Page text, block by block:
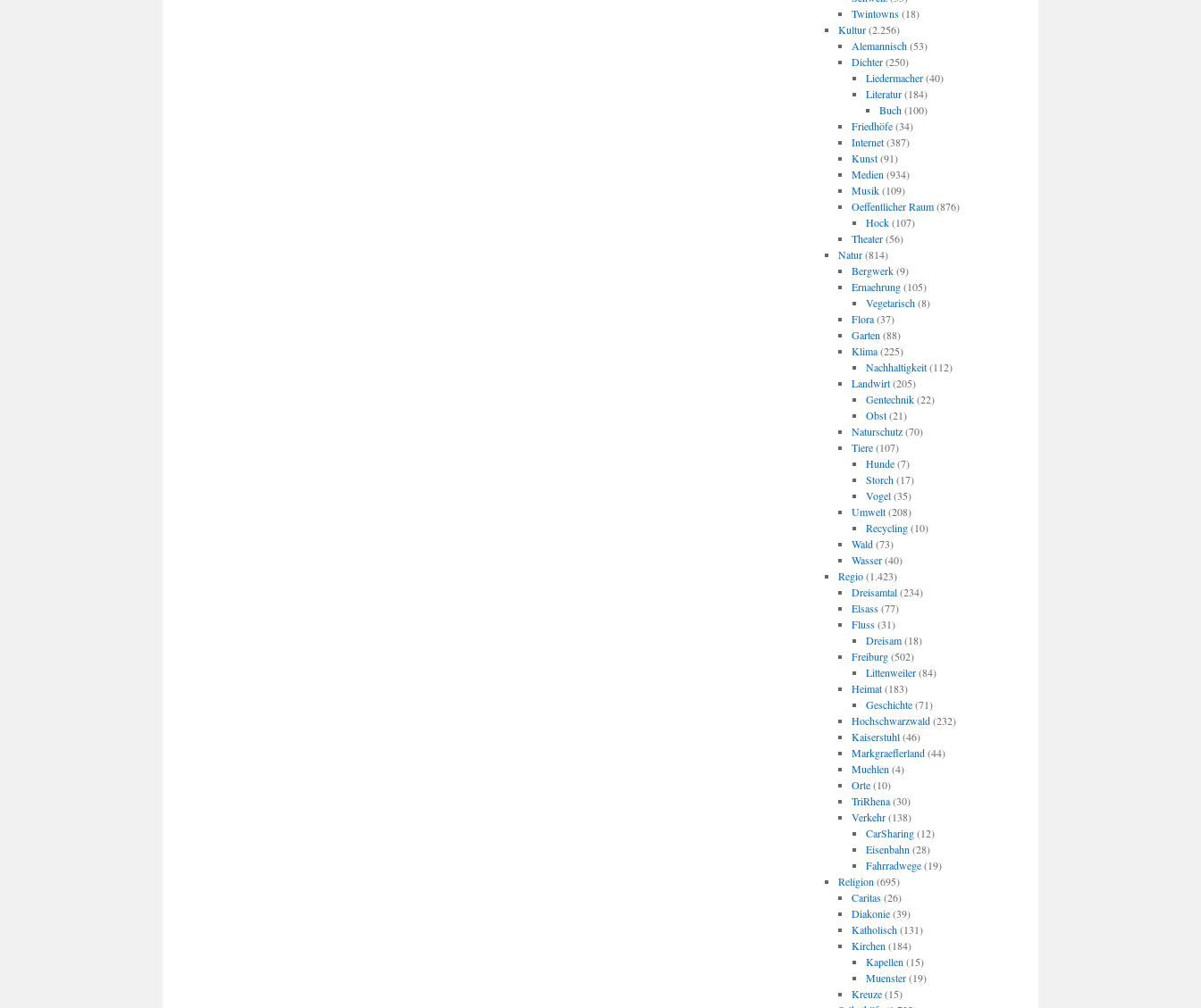
Twintowns(18)
Kultur(2.256)
Alemannisch(53)
Dichter(250)
Liedermacher(40)
Literatur(184)
Buch(100)
Friedhöfe(34)
Internet(387)
Kunst(91)
Medien (934)
Musik(109)
Oeffentlicher Raum(876)
Hock(107)
Theater(56)
Natur(814)
Bergwerk(9)
Ernaehrung(105)
Vegetarisch(8)
Flora(37)
Garten (88)
Klima(225)
Nachhaltigkeit(112)
Landwirt(205)
Gentechnik(22)
Obst(21)
Naturschutz(70)
Tiere(107)
Hunde(7)
Storch(17)
Vogel(35)
Umwelt(208)
Recycling(10)
Wald(73)
Wasser(40)
Regio(1.423)
Dreisamtal(234)
Elsass(77)
Fluss(31)
Dreisam(18)
Freiburg(502)
Littenweiler(84)
Heimat(183)
Geschichte(71)
Hochschwarzwald(232)
Kaiserstuhl(46)
Markgraeflerland(44)
Muehlen (4)
Orte(10)
TriRhena(30)
Verkehr(138)
CarSharing(12)
Eisenbahn (28)
Fahrradwege(19)
Religion (695)
Caritas(26)
Diakonie(39)
Katholisch(131)
Kirchen (184)
Kapellen (15)
Muenster(19)
Kreuze(15)